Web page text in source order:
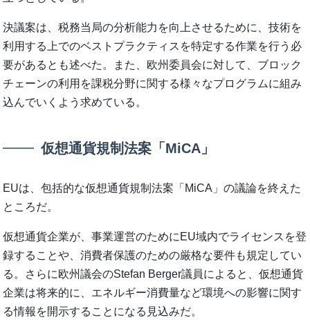
決議案は、税務当局の分析能力を向上させるために、技術を
利用する上でのベストプラクティスを特定する作業を行う必
要があるとも述べた。また、欧州委員会に対して、ブロック
チェーンの利用を課税分野に関する様々なプログラムに組み
込んでいくよう求めている。
仮想通貨規制法案「MiCA」
EUは、包括的な仮想通貨規制法案「MiCA」の議論を終えた
ところだ。
仮想通貨企業が、事業運営のためにEU域内でライセンスを登
録することや、消費者保護のための厳格な要件も規定してい
る。さらに欧州議会のStefan Berger議員によると、仮想通貨
企業は将来的に、エネルギー消費量など環境への影響に関す
る情報を開示することになる見込みだ。